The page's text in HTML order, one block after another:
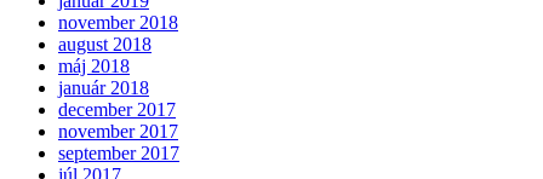
november 2018
august 2018
máj 2018
január 2018
december 2017
november 2017
september 2017